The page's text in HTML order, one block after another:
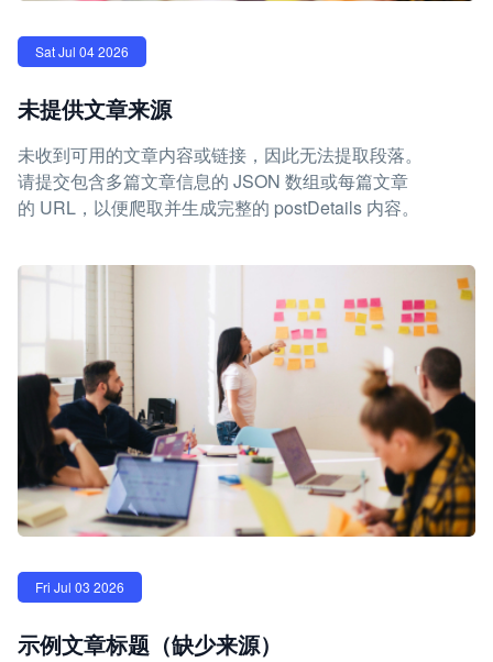
Sat Jul 04 2026
未提供文章来源
未收到可用的文章内容或链接，因此无法提取段落。
请提交包含多篇文章信息的 JSON 数组或每篇文章
的 URL，以便爬取并生成完整的 postDetails 内容。
Fri Jul 03 2026
示例文章标题（缺少来源）